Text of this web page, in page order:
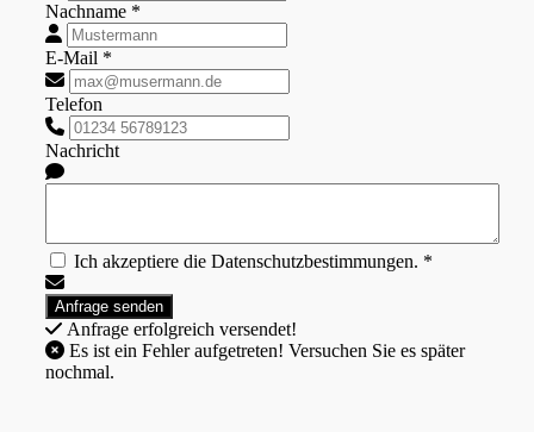
Nachname *
E-Mail *
Telefon
Nachricht
Ich akzeptiere die Datenschutzbestimmungen. *
Anfrage erfolgreich versendet!
nochmal.